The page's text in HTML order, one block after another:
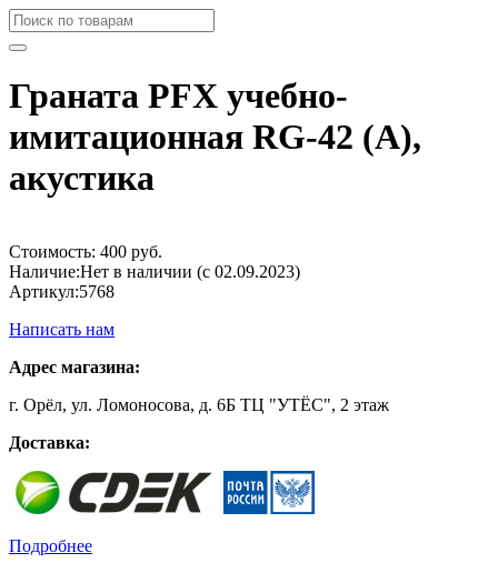
Граната PFX учебно-
имитационная RG-42 (А),
акустика
Стоимость: 400 руб.
Наличие:Нет в наличии (с 02.09.2023)
Артикул:5768
Написать нам
Адрес магазина:
г. Орёл, ул. Ломоносова, д. 6Б ТЦ "УТЁС", 2 этаж
Доставка:
Подробнее